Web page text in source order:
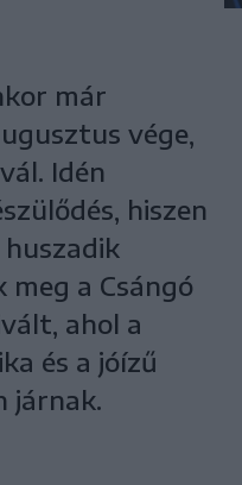
már
vége,
Idén
hiszen
a Csángó
ahol a
és a jóízű
járnak.